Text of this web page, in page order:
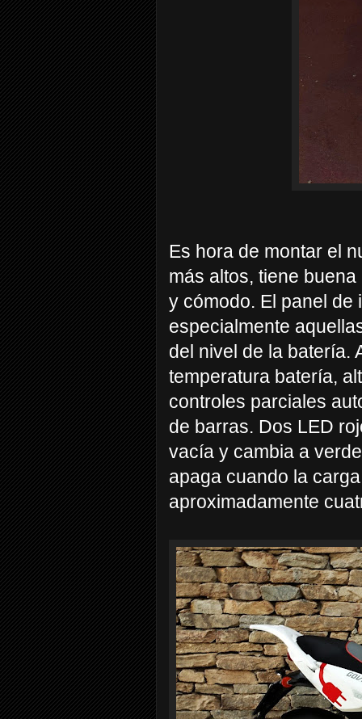
Es hora de montar el
más altos, tiene
y cómodo. El panel de
especialmente
del nivel de la batería.
temperatura batería,
controles parciales
de barras. Dos LED
vacía y cambia a
apaga cuando la
aproximadamente